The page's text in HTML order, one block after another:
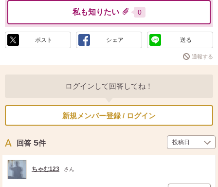
私も知りたい 0
ポスト シェア 送る
通報する
ログインして回答してね！
新規メンバー登録 / ログイン
回答 5件
ちゃむ123 さん